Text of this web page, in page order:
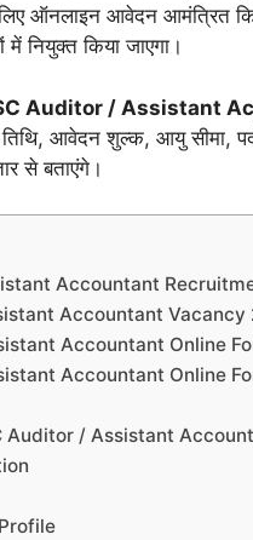
ऑनलाइन आवेदन आमंत्रित किए
में नियुक्त किया जाएगा।
Auditor / Assistant
आवेदन शुल्क, आयु सीमा,
से बताएंगे।
Accountant
Accountant Vacancy
Accountant Online
Accountant Online
Auditor / Assistant